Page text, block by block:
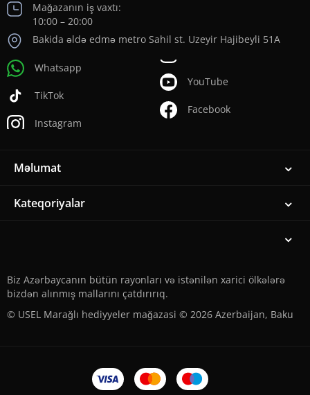
Mağazanın iş vaxtı:
10:00 – 20:00
Bakida əldə edmə metro Sahil st. Uzeyir Hajibeyli 51A
Whatsapp
TikTok
Instagram
YouTube
Facebook
Məlumat
Kateqoriyalar
Biz Azərbaycanın bütün rayonları və istənilən xarici ölkələrə
bizdən alınmış mallarını çatdırırıq.
© USEL Marağlı hediyyeler mağazasi © 2026 Azerbaijan, Baku